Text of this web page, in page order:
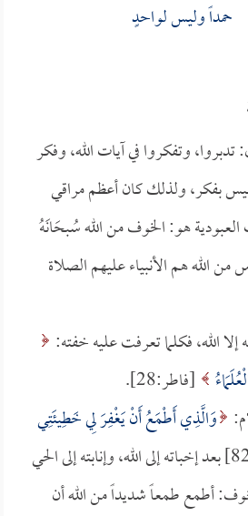
حمداً وليس لواحدٍ
وتفكروا في آيات الله، وفكر
بفكر، ولذلك كان أعظم مراقي
هو: الخوف من الله سُبحَانَهُ
الله هم الأنبياء عليهم الصلاة
الله، فكلما تعرفت عليه خفته:
[فاطر:28].
وَالَّذِي أَطْمَعُ أَنْ يَغْفِرَ لِي خَطِيئَتِي
[الشعراء:82] بعد إخباته إلى الله، وإنابته إلى الحي
أطمع طمعاً شديداً من الله أن